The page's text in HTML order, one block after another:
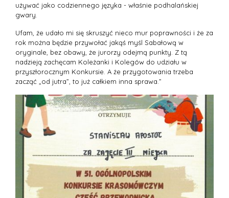
używać jako codziennego języka - właśnie podhalańskiej
gwary.
Ufam, że udało mi się skruszyć nieco mur poprawności i że za
rok można będzie przywołać jakąś myśl Sabałową w
oryginale, bez obawy, że jurorzy odejmą punkty. Z tą
nadzieją zachęcam Koleżanki i Kolegów do udziału w
przyszłorocznym Konkursie. A że przygotowania trzeba
zacząć „od jutra”, to już całkiem inna sprawa.”